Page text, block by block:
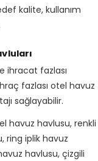
kalite, kullanım
ihracat fazlası
fazlası otel havuz
sağlayabilir.
havuz havlusu, renkli
ring iplik havuz
havlusu, çizgili